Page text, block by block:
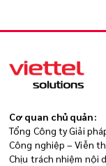
Cơ quan chủ quản:
Tổng Công ty Giải
Công nghiệp – Viễn
Chịu trách nhiệm nội